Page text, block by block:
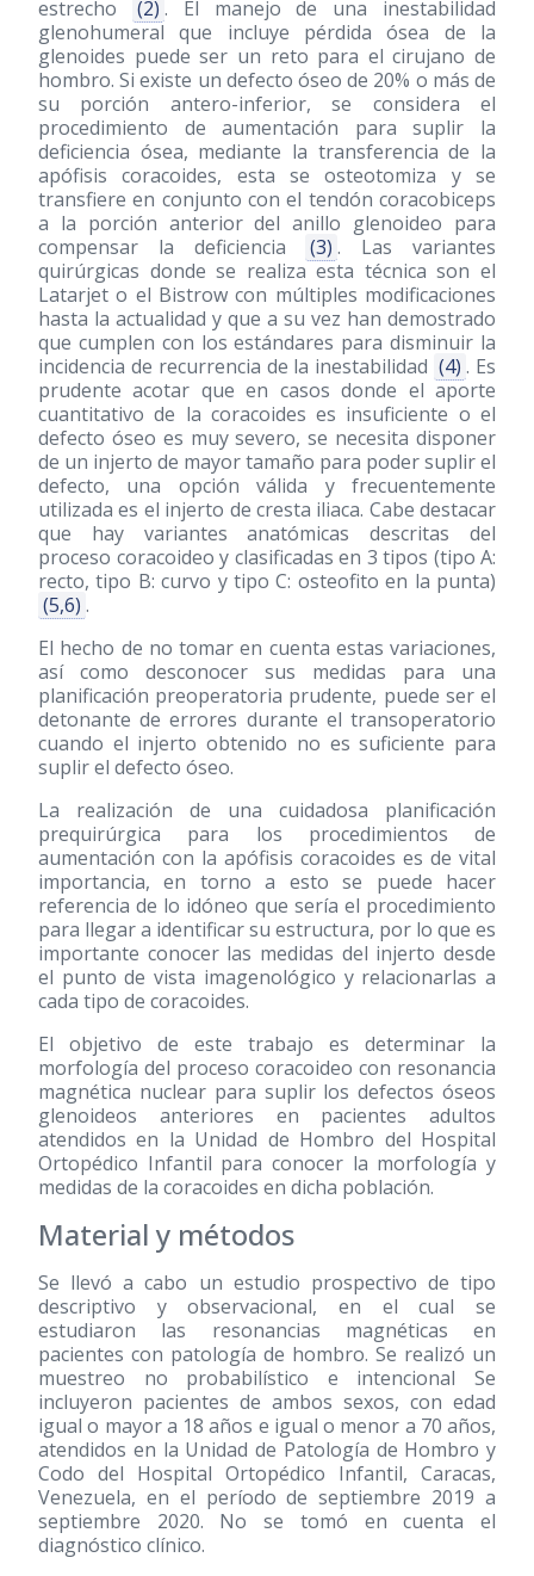
estrecho
(2) . El manejo de una inestabilidad
glenohumeral que incluye pérdida ósea de la
glenoides puede ser un reto para el cirujano de
hombro. Si existe un defecto óseo de 20% o más de
su porción antero-inferior, se considera el
procedimiento de aumentación para suplir la
deficiencia ósea, mediante la transferencia de la
apófisis coracoides, esta se osteotomiza y se
transfiere en conjunto con el tendón coracobiceps
a la porción anterior del anillo glenoideo para
compensar la deficiencia
(3) . Las variantes
quirúrgicas donde se realiza esta técnica son el
Latarjet o el Bistrow con múltiples modificaciones
hasta la actualidad y que a su vez han demostrado
que cumplen con los estándares para disminuir la
incidencia de recurrencia de la inestabilidad (4) . Es
prudente acotar que en casos donde el aporte
cuantitativo de la coracoides es insuficiente o el
defecto óseo es muy severo, se necesita disponer
de un injerto de mayor tamaño para poder suplir el
defecto, una opción válida y frecuentemente
utilizada es el injerto de cresta iliaca. Cabe destacar
que hay variantes anatómicas descritas del
proceso coracoideo y clasificadas en 3 tipos (tipo A:
recto, tipo B: curvo y tipo C: osteofito en la punta)
(5,6) .
El hecho de no tomar en cuenta estas variaciones,
así como desconocer sus medidas para una
planificación preoperatoria prudente, puede ser el
detonante de errores durante el transoperatorio
cuando el injerto obtenido no es suficiente para
suplir el defecto óseo.
La realización de una cuidadosa planificación
prequirúrgica para los procedimientos de
aumentación con la apófisis coracoides es de vital
importancia, en torno a esto se puede hacer
referencia de lo idóneo que sería el procedimiento
para llegar a identificar su estructura, por lo que es
importante conocer las medidas del injerto desde
el punto de vista imagenológico y relacionarlas a
cada tipo de coracoides.
El objetivo de este trabajo es determinar la
morfología del proceso coracoideo con resonancia
magnética nuclear para suplir los defectos óseos
glenoideos anteriores en pacientes adultos
atendidos en la Unidad de Hombro del Hospital
Ortopédico Infantil para conocer la morfología y
medidas de la coracoides en dicha población.
Material y métodos
Se llevó a cabo un estudio prospectivo de tipo
descriptivo y observacional, en el cual se
estudiaron las resonancias magnéticas en
pacientes con patología de hombro. Se realizó un
muestreo no probabilístico e intencional Se
incluyeron pacientes de ambos sexos, con edad
igual o mayor a 18 años e igual o menor a 70 años,
atendidos en la Unidad de Patología de Hombro y
Codo del Hospital Ortopédico Infantil, Caracas,
Venezuela, en el período de septiembre 2019 a
septiembre 2020. No se tomó en cuenta el
diagnóstico clínico.